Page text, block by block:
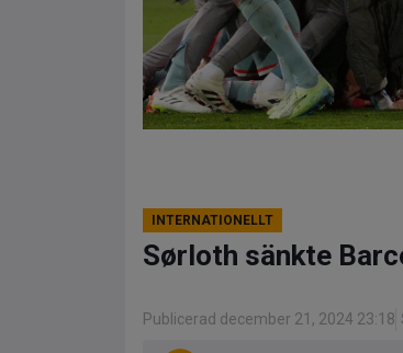
INTERNATIONELLT
Sørloth sänkte
Publicerad december 21, 2024 23:18